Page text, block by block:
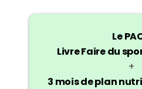
Le
Livre Faire du
+
3 mois de plan